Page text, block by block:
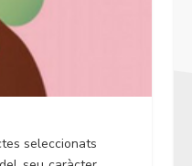
seleccionats